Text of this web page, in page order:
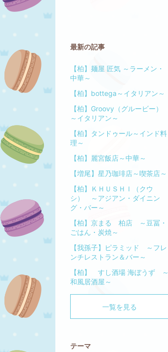
最新の記事
【柏】麺屋 匠気 ～ラーメン・
中華～
【柏】bottega～イタリアン～
【柏】Groovy（グルービー）
～イタリアン～
【柏】タンドゥール～インド料
理～
【柏】麗宮飯店～中華～
【増尾】星乃珈琲店～喫茶店～
【柏】ＫＨＵＳＨＩ（クウ
シ） ～アジアン・ダイニン
グ・バー～
【柏】京まる 柏店 ～豆冨・
ごはん・炭焼～
【我孫子】ピラミッド ～フレ
ンチレストラン＆バー～
【柏】 すし酒場 海ぼうず ～
和風居酒屋～
一覧を見る
テーマ